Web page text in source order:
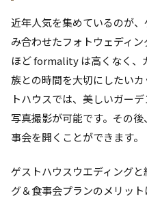
近年人気を集めているのが
み合わせたフォトウェディ
ほど formality は高くなく、
族との時間を大切にしたい
トハウスでは、美しいガー
写真撮影が可能です。その
事会を開くことができます。
ゲストハウスウエディング
グ＆食事会プランのメリット